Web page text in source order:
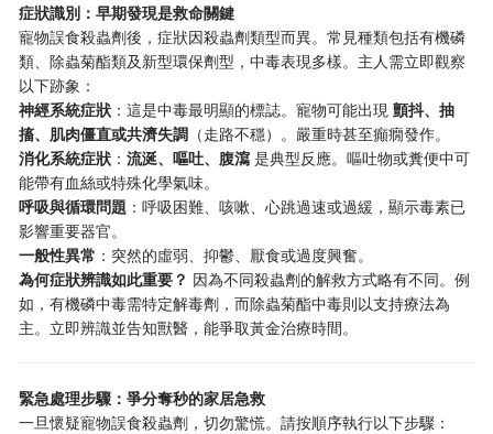
症狀識別：早期發現是救命關鍵
寵物誤食殺蟲劑後，症狀因殺蟲劑類型而異。常見種類包括有機磷
類、除蟲菊酯類及新型環保劑型，中毒表現多樣。主人需立即觀察
以下跡象：
神經系統症狀 ：這是中毒最明顯的標誌。寵物可能出現顫抖、抽
搐、肌肉僵直或共濟失調 （走路不穩）。嚴重時甚至癲癇發作。
消化系統症狀 ：流涎、嘔吐、腹瀉 是典型反應。嘔吐物或糞便中可
能帶有血絲或特殊化學氣味。
呼吸與循環問題 ：呼吸困難、咳嗽、心跳過速或過緩，顯示毒素已
影響重要器官。
一般性異常 ：突然的虛弱、抑鬱、厭食或過度興奮。
為何症狀辨識如此重要？ 因為不同殺蟲劑的解救方式略有不同。例
如，有機磷中毒需特定解毒劑，而除蟲菊酯中毒則以支持療法為
主。立即辨識並告知獸醫，能爭取黃金治療時間。
緊急處理步驟：爭分奪秒的家居急救
一旦懷疑寵物誤食殺蟲劑，切勿驚慌。請按順序執行以下步驟：